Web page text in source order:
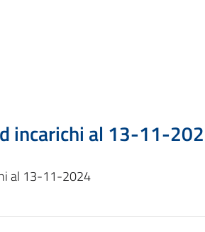
incarichi al 13-11-
al 13-11-2024